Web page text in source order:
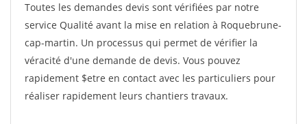
Toutes les demandes devis sont vérifiées par notre
service Qualité avant la mise en relation à Roquebrune-
cap-martin. Un processus qui permet de vérifier la
véracité d'une demande de devis. Vous pouvez
rapidement $etre en contact avec les particuliers pour
réaliser rapidement leurs chantiers travaux.